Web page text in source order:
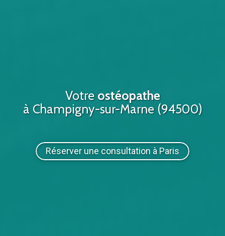
Votre ostéopathe
à Champigny-sur-Marne (94500)
Réserver une consultation à Paris